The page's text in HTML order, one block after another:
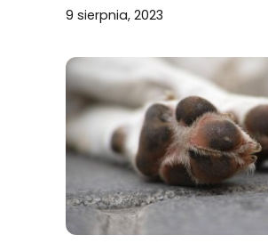
9 sierpnia, 2023